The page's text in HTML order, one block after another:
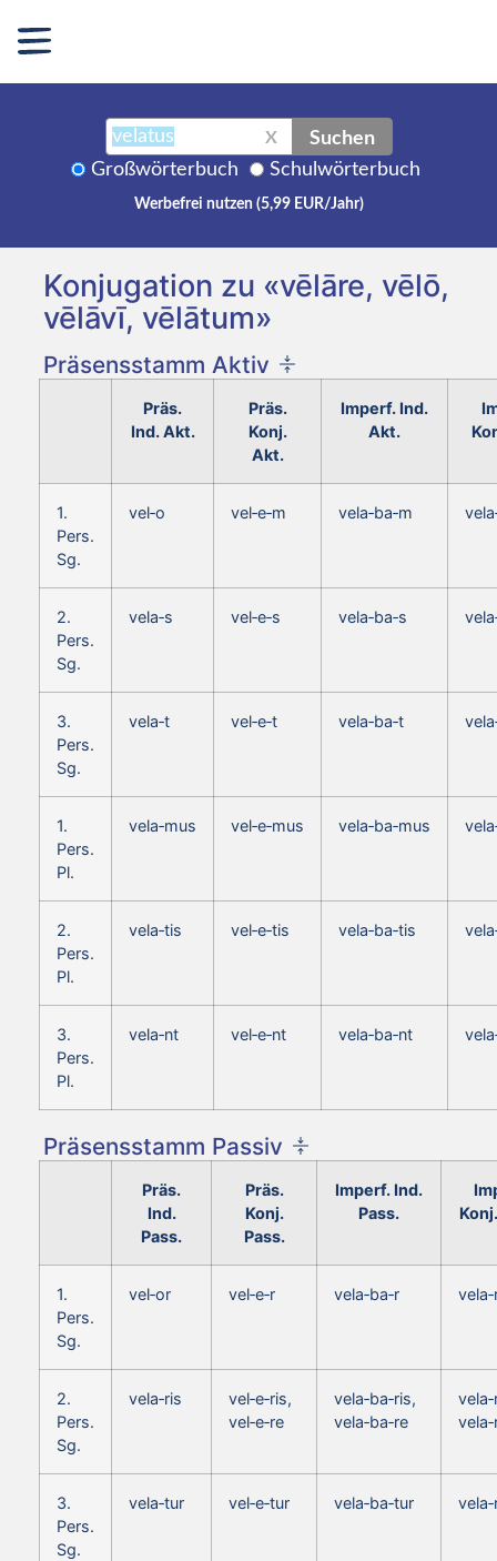
X Suchen
Großwörterbuch Schulwörterbuch
Werbefrei nutzen (5,99 EUR/Jahr)
Konjugation zu «vēlāre, vēlō,
vēlāvī, vēlātum»
Präsensstamm Aktiv
Präs.
Ind. Akt.
Präs.
Konj.
Akt.
Imperf. Ind.
Akt.
1.
Pers.
Sg.
vel‑o vel‑e‑m vela‑ba‑m
2.
Pers.
Sg.
vela‑s vel‑e‑s vela‑ba‑s
3.
Pers.
Sg.
vela‑t vel‑e‑t vela‑ba‑t
1.
Pers.
Pl.
vela‑mus vel‑e‑mus vela‑ba‑mus
2.
Pers.
Pl.
vela‑tis vel‑e‑tis vela‑ba‑tis
3.
Pers.
Pl.
vela‑nt vel‑e‑nt vela‑ba‑nt
Präsensstamm Passiv
Präs.
Ind.
Pass.
Präs.
Konj.
Pass.
Imperf. Ind.
Pass.
1.
Pers.
Sg.
vel‑or vel‑e‑r vela‑ba‑r
2.
Pers.
Sg.
vela‑ris
vel‑e‑ris,
vel‑e‑re
vela‑ba‑ris,
vela‑ba‑re
3.
Pers.
Sg.
vela‑tur vel‑e‑tur vela‑ba‑tur